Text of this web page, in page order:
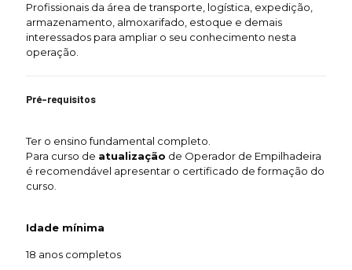
Profissionais da área de transporte, logística, expedição,
armazenamento, almoxarifado, estoque e demais
interessados para ampliar o seu conhecimento nesta
operação.
Pré-requisitos
Ter o ensino fundamental completo.
Para curso de atualização de Operador de Empilhadeira
é recomendável apresentar o certificado de formação do
curso.
Idade mínima
18 anos completos